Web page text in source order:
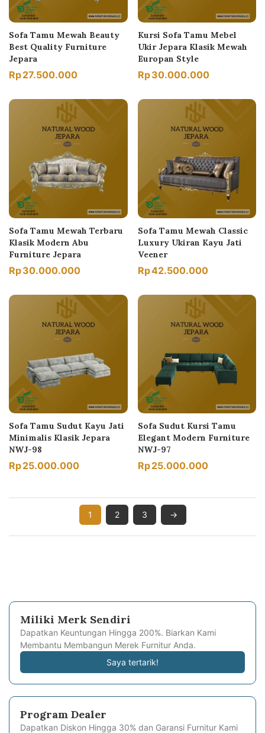
Sofa Tamu Mewah Beauty
Best Quality Furniture
Jepara
Rp27.500.000
Kursi Sofa Tamu Mebel
Ukir Jepara Klasik Mewah
Europan Style
Rp30.000.000
Sofa Tamu Mewah Terbaru
Klasik Modern Abu
Furniture Jepara
Rp30.000.000
Sofa Tamu Mewah Classic
Luxury Ukiran Kayu Jati
Veener
Rp42.500.000
Sofa Tamu Sudut Kayu Jati
Minimalis Klasik Jepara
NWJ-98
Rp25.000.000
Sofa Sudut Kursi Tamu
Elegant Modern Furniture
NWJ-97
Rp25.000.000
1 2 3 →
Miliki Merk Sendiri
Dapatkan Keuntungan Hingga 200%. Biarkan Kami
Membantu Membangun Merek Furnitur Anda.
Saya tertarik!
Program Dealer
Dapatkan Diskon Hingga 30% dan Garansi Furnitur Kami